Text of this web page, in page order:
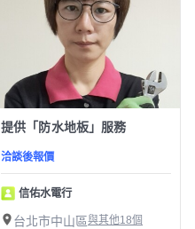
提供「防水地板」服務
洽談後報價
信佑水電行
台北市中山區與其他18個